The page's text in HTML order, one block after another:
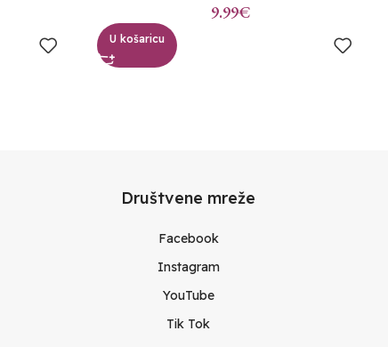
9.99€
U košaricu
Društvene mreže
Facebook
Instagram
YouTube
Tik Tok